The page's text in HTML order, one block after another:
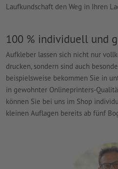
Laufkundschaft den Weg in Ihren
100 % individuell und
Aufkleber lassen sich nicht nur
drucken, sondern sind auch
beispielsweise bekommen Sie in
in gewohnter Onlineprinters-
können Sie bei uns im Shop
kleinen Auflagen bereits ab fünf